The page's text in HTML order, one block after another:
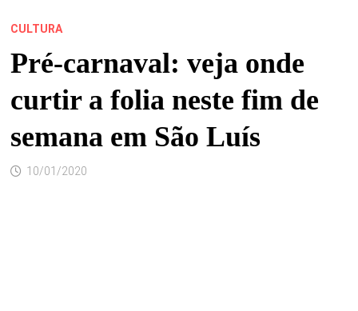
CULTURA
Pré-carnaval: veja onde
curtir a folia neste fim de
semana em São Luís
10/01/2020